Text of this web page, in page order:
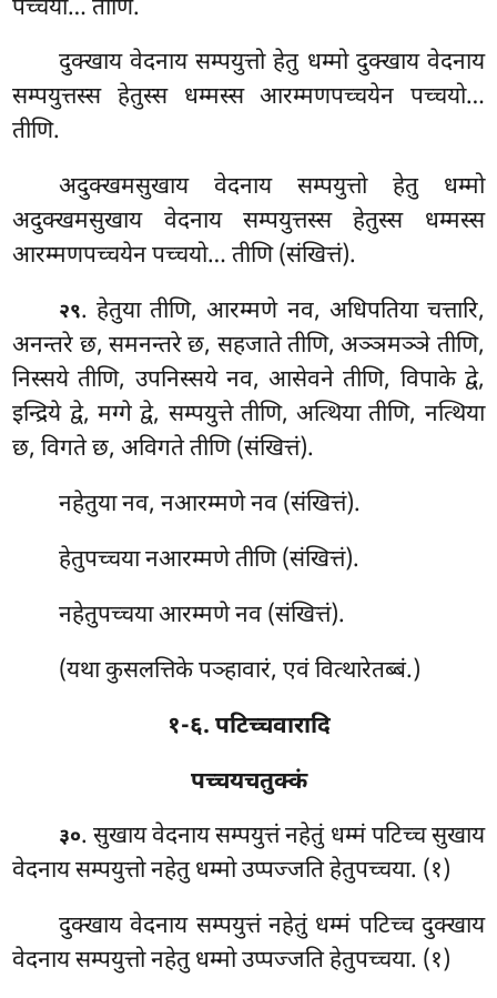
पच्चयो… तीणि.
दुक्खायवेदनाय सम्पयुत्तो हेतु धम्मो दुक्खाय वेदनाय
सम्पयुत्तस्स हेतुस्स धम्मस्स आरम्मणपच्चयेन पच्चयो…
तीणि.
अदुक्खमसुखाय वेदनाय सम्पयुत्तो हेतु धम्मो
अदुक्खमसुखाय वेदनाय सम्पयुत्तस्स हेतुस्स धम्मस्स
आरम्मणपच्चयेन पच्चयो… तीणि (संखित्तं).
२९. हेतुया तीणि, आरम्मणे नव, अधिपतिया चत्तारि,
अनन्तरे छ, समनन्तरे छ, सहजाते तीणि, अञ्ञमञ्ञे तीणि,
निस्सये तीणि, उपनिस्सये नव, आसेवने तीणि, विपाके द्वे,
इन्द्रिये द्वे, मग्गे द्वे, सम्पयुत्ते तीणि, अत्थिया तीणि, नत्थिया
छ, विगते छ, अविगते तीणि (संखित्तं).
नहेतुयानव, नआरम्मणे नव (संखित्तं).
हेतुपच्चया नआरम्मणे तीणि (संखित्तं).
नहेतुपच्चया आरम्मणे नव (संखित्तं).
(यथा कुसलत्तिके पञ्हावारं, एवं वित्थारेतब्बं.)
१-६. पटिच्चवारादि
पच्चयचतुक्कं
३०. सुखायवेदनाय सम्पयुत्तं नहेतुं धम्मं पटिच्च सुखाय
वेदनाय सम्पयुत्तो नहेतु धम्मो उप्पज्जति हेतुपच्चया. (१)
दुक्खाय वेदनाय सम्पयुत्तं नहेतुं धम्मं पटिच्च दुक्खाय
वेदनाय सम्पयुत्तो नहेतु धम्मो उप्पज्जति हेतुपच्चया. (१)